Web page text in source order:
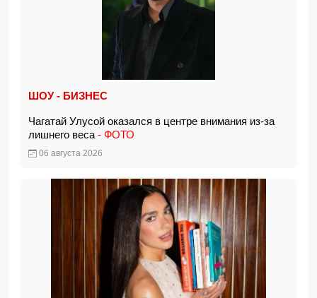
ШОУ - БИЗНЕС
Чагатай Улусой оказался в центре внимания из-за
лишнего веса - ФОТО
06 августа 2026